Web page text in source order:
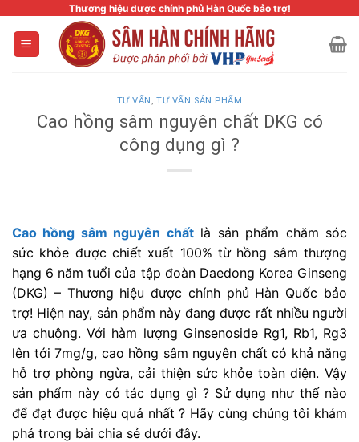
content
Thương hiệu được chính phủ Hàn Quốc bảo trợ!
TƯ VẤN ,TƯ VẤN SẢN PHẨM
Cao hồng sâm nguyên chất DKG có
công dụng gì ?
Cao hồng sâm nguyên chấtlà sản phẩm chăm sóc
sức khỏe được chiết xuất 100% từ hồng sâm thượng
hạng 6 năm tuổi của tập đoàn Daedong Korea Ginseng
(DKG) – Thương hiệu được chính phủ Hàn Quốc bảo
trợ! Hiện nay, sản phẩm này đang được rất nhiều người
ưa chuộng. Với hàm lượng Ginsenoside Rg1, Rb1, Rg3
lên tới 7mg/g, cao hồng sâm nguyên chất có khả năng
hỗ trợ phòng ngừa, cải thiện sức khỏe toàn diện. Vậy
sản phẩm này có tác dụng gì ? Sử dụng như thế nào
để đạt được hiệu quả nhất ? Hãy cùng chúng tôi khám
phá trong bài chia sẻ dưới đây.